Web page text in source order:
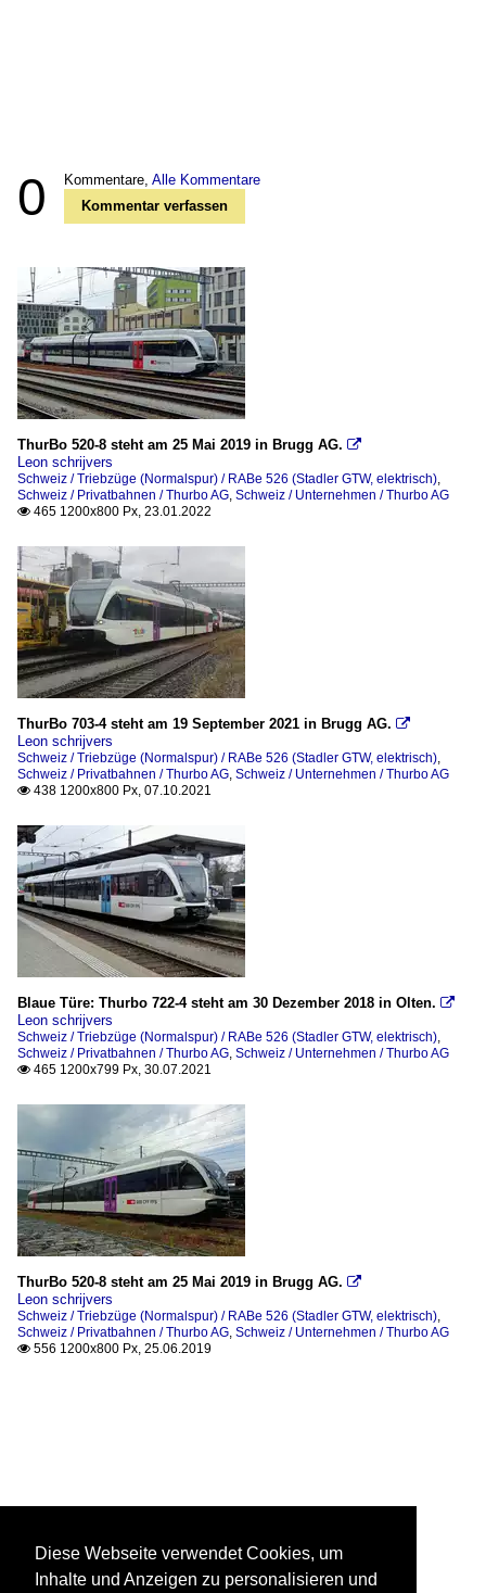
0 Kommentare, Alle Kommentare
Kommentar verfassen
ThurBo 520-8 steht am 25 Mai 2019 in Brugg AG. 
Leon schrijvers
Schweiz / Triebzüge (Normalspur) / RABe 526 (Stadler GTW, elektrisch)
Schweiz / Privatbahnen / Thurbo AG Schweiz / Unternehmen / Thurbo AG
 465 1200x800 Px, 23.01.2022
ThurBo 703-4 steht am 19 September 2021 in Brugg AG. 
Leon schrijvers
Schweiz / Triebzüge (Normalspur) / RABe 526 (Stadler GTW, elektrisch)
Schweiz / Privatbahnen / Thurbo AG Schweiz / Unternehmen / Thurbo AG
 438 1200x800 Px, 07.10.2021
Blaue Türe: Thurbo 722-4 steht am 30 Dezember 2018 in Olten. 
Leon schrijvers
Schweiz / Triebzüge (Normalspur) / RABe 526 (Stadler GTW, elektrisch)
Schweiz / Privatbahnen / Thurbo AG Schweiz / Unternehmen / Thurbo AG
 465 1200x799 Px, 30.07.2021
ThurBo 520-8 steht am 25 Mai 2019 in Brugg AG. 
Leon schrijvers
Schweiz / Triebzüge (Normalspur) / RABe 526 (Stadler GTW, elektrisch)
Schweiz / Privatbahnen / Thurbo AG Schweiz / Unternehmen / Thurbo AG
 556 1200x800 Px, 25.06.2019
Diese Webseite verwendet Cookies, um
Inhalte und Anzeigen zu personalisieren und